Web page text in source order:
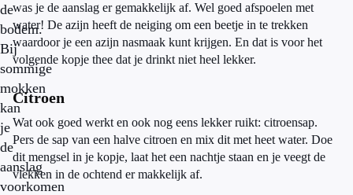
de
bodem.
Bij
sommige
mokken
kan
je
de
aanslag
voorkomen
was je de aanslag er gemakkelijk af. Wel goed afspoelen met
water! De azijn heeft de neiging om een beetje in te trekken
waardoor je een azijn nasmaak kunt krijgen. En dat is voor het
volgende kopje thee dat je drinkt niet heel lekker.
Citroen
Wat ook goed werkt en ook nog eens lekker ruikt: citroensap.
Pers de sap van een halve citroen en mix dit met heet water. Doe
dit mengsel in je kopje, laat het een nachtje staan en je veegt de
vlekken in de ochtend er makkelijk af.